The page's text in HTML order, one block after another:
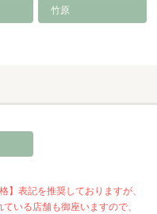
竹原
】表記を推奨しておりますが、
いる店舗も御座いますので、